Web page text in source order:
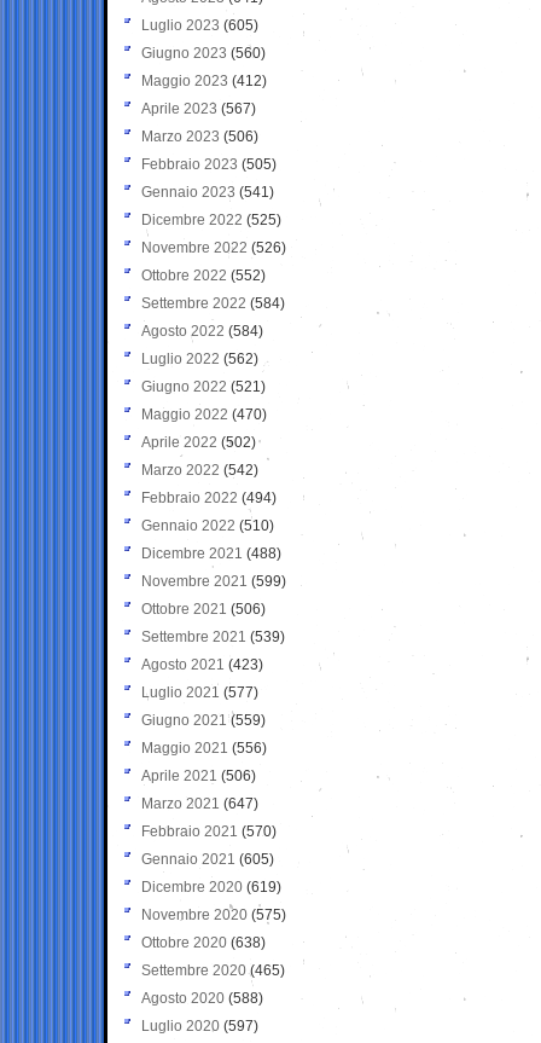
Luglio 2023 (605)
Giugno 2023 (560)
Maggio 2023 (412)
Aprile 2023 (567)
Marzo 2023 (506)
Febbraio 2023 (505)
Gennaio 2023 (541)
Dicembre 2022 (525)
Novembre 2022 (526)
Ottobre 2022 (552)
Settembre 2022 (584)
Agosto 2022 (584)
Luglio 2022 (562)
Giugno 2022 (521)
Maggio 2022 (470)
Aprile 2022 (502)
Marzo 2022 (542)
Febbraio 2022 (494)
Gennaio 2022 (510)
Dicembre 2021 (488)
Novembre 2021 (599)
Ottobre 2021 (506)
Settembre 2021 (539)
Agosto 2021 (423)
Luglio 2021 (577)
Giugno 2021(559)
Maggio 2021 (556)
Aprile 2021 (506)
Marzo 2021 (647)
Febbraio 2021 (570)
Gennaio 2021 (605)
Dicembre 2020 (619)
Novembre 2020 (575)
Ottobre 2020 (638)
Settembre 2020(465)
Agosto 2020 (588)
Luglio 2020 (597)